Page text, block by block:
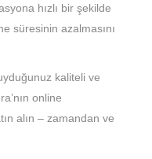
hızlı bir şekilde
süresinin azalmasını
kaliteli ve
online
alın – zamandan ve